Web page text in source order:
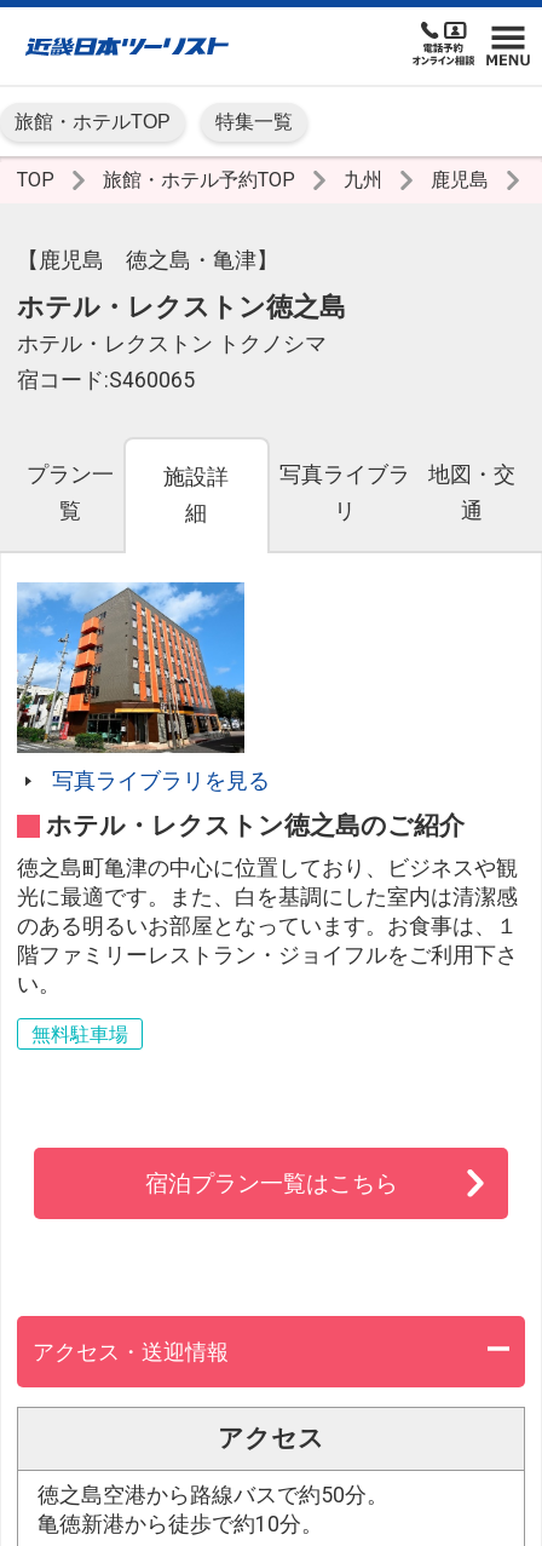
旅館・ホテルTOP 特集一覧
TOP 旅館・ホテル予約TOP 九州 鹿児島
【鹿児島 徳之島・亀津】
ホテル・レクストン徳之島
ホテル・レクストン トクノシマ
宿コード:S460065
プラン一
覧
施設詳
細
写真ライブラ
リ
地図・交
通
写真ライブラリを見る
ホテル・レクストン徳之島のご紹介
徳之島町亀津の中心に位置しており、ビジネスや観
光に最適です。また、白を基調にした室内は清潔感
のある明るいお部屋となっています。お食事は、１
階ファミリーレストラン・ジョイフルをご利用下さ
い。
無料駐車場
宿泊プラン一覧はこちら
アクセス・送迎情報
アクセス
徳之島空港から路線バスで約50分。
亀徳新港から徒歩で約10分。